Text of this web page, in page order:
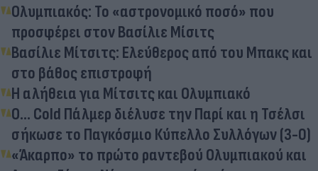
Ολυμπιακός: Το «αστρονομικό ποσό» που
προσφέρει στον Βασίλιε Μίσιτς
Βασίλιε Μίτσιτς: Ελεύθερος από του Μπακς και
στο βάθος επιστροφή
Η αλήθεια για Μίτσιτς και Ολυμπιακό
Ο... Cold Πάλμερ διέλυσε την Παρί και η Τσέλσι
σήκωσε το Παγκόσμιο Κύπελλο Συλλόγων (3-0)
«Άκαρπο» το πρώτο ραντεβού Ολυμπιακού και